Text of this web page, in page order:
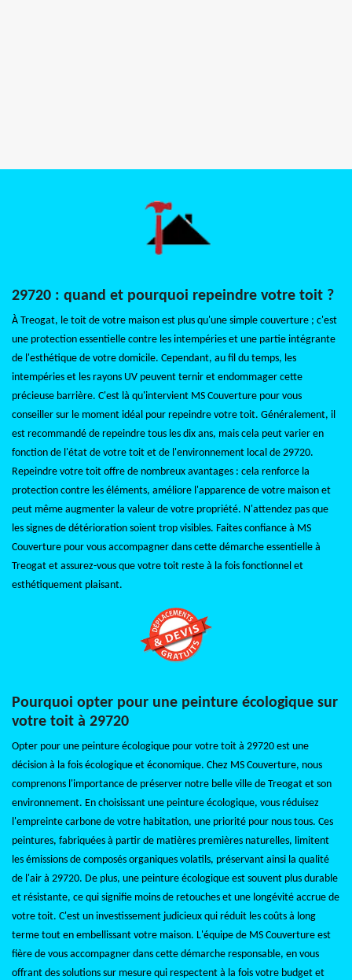
29720 : quand et pourquoi repeindre votre toit ?
À Treogat, le toit de votre maison est plus qu'une simple couverture ; c'est
une protection essentielle contre les intempéries et une partie intégrante
de l'esthétique de votre domicile. Cependant, au fil du temps, les
intempéries et les rayons UV peuvent ternir et endommager cette
précieuse barrière. C'est là qu'intervient MS Couverture pour vous
conseiller sur le moment idéal pour repeindre votre toit. Généralement, il
est recommandé de repeindre tous les dix ans, mais cela peut varier en
fonction de l'état de votre toit et de l'environnement local de 29720.
Repeindre votre toit offre de nombreux avantages : cela renforce la
protection contre les éléments, améliore l'apparence de votre maison et
peut même augmenter la valeur de votre propriété. N'attendez pas que
les signes de détérioration soient trop visibles. Faites confiance à MS
Couverture pour vous accompagner dans cette démarche essentielle à
Treogat et assurez-vous que votre toit reste à la fois fonctionnel et
esthétiquement plaisant.
Pourquoi opter pour une peinture écologique sur
votre toit à 29720
Opter pour une peinture écologique pour votre toit à 29720 est une
décision à la fois écologique et économique. Chez MS Couverture, nous
comprenons l'importance de préserver notre belle ville de Treogat et son
environnement. En choisissant une peinture écologique, vous réduisez
l'empreinte carbone de votre habitation, une priorité pour nous tous. Ces
peintures, fabriquées à partir de matières premières naturelles, limitent
les émissions de composés organiques volatils, préservant ainsi la qualité
de l'air à 29720. De plus, une peinture écologique est souvent plus durable
et résistante, ce qui signifie moins de retouches et une longévité accrue de
votre toit. C'est un investissement judicieux qui réduit les coûts à long
terme tout en embellissant votre maison. L'équipe de MS Couverture est
fière de vous accompagner dans cette démarche responsable, en vous
offrant des solutions sur mesure qui respectent à la fois votre budget et